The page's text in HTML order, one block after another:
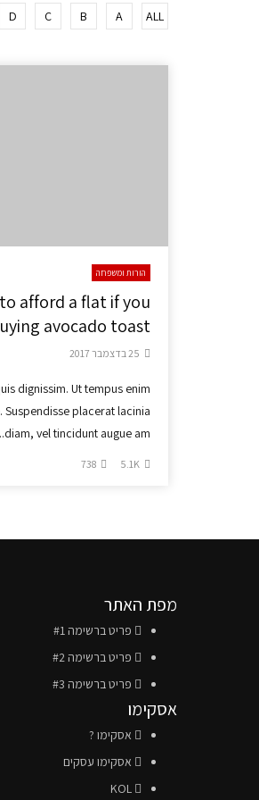
ALL
A
B
C
D
הורות ומשפחה
afford a flat if you
avocado toast?
25 בדצמבר 2017
dignissim. Ut tempus enim
placerat lacinia
diam, vel tincidunt augue am...
5.1K
738
מפת האתר
פריט ברשימה #1
פריט ברשימה #2
פריט ברשימה #3
אסקימו
אסקימו ?
אסקימו עסקים
KOL